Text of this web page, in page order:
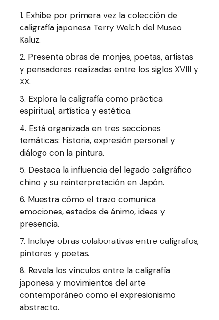
1. Exhibe por primera vez la colección de
caligrafía japonesa Terry Welch del Museo
Kaluz.
2. Presenta obras de monjes, poetas, artistas
y pensadores realizadas entre los siglos XVIII y
XX.
3. Explora la caligrafía como práctica
espiritual, artística y estética.
4. Está organizada en tres secciones
temáticas: historia, expresión personal y
diálogo con la pintura.
5. Destaca la influencia del legado caligráfico
chino y su reinterpretación en Japón.
6. Muestra cómo el trazo comunica
emociones, estados de ánimo, ideas y
presencia.
7. Incluye obras colaborativas entre calígrafos,
pintores y poetas.
8. Revela los vínculos entre la caligrafía
japonesa y movimientos del arte
contemporáneo como el expresionismo
abstracto.